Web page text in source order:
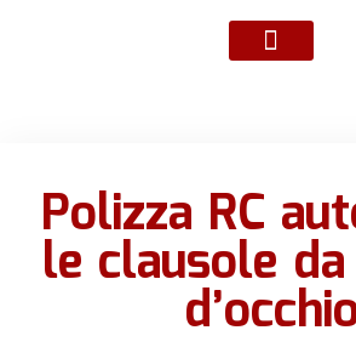
Polizza RC
le clausole